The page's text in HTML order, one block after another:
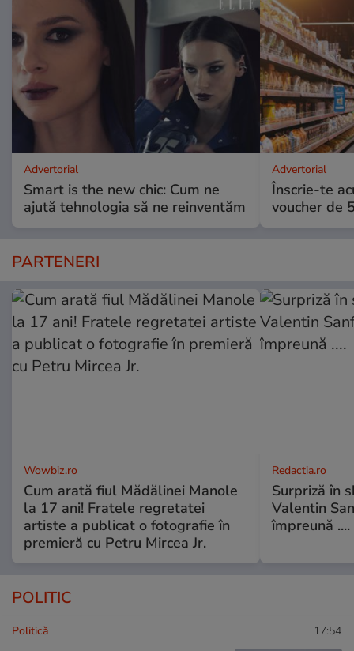
Advertorial
Smart is the new chic: Cum ne
ajută tehnologia să ne reinventăm
Advertorial
Înscrie-te
voucher de
PARTENERI
Wowbiz.ro
Cum arată fiul Mădălinei Manole
la 17 ani! Fratele regretatei
artiste a publicat o fotografie în
premieră cu Petru Mircea Jr.
Redactia.ro
Surpriză în
Valentin
împreună ....
POLITIC
Politică 17:54